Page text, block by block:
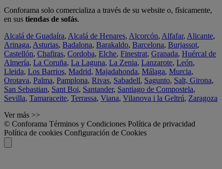
Conforama solo comercializa a través de su website o, físicamente,
en sus tiendas de sofás.
Alcalá de Guadaíra, Alcalá de Henares, Alcorcón, Alfafar, Alicante,
Arinaga, Asturias, Badalona, Barakaldo, Barcelona, Burjassot,
Castellón, Chafiras, Cordoba, Elche, Finestrat, Granada, Huércal de
Almería, La Coruña, La Laguna, La Zenia, Lanzarote, León,
Lleida, Los Barrios, Madrid, Majadahonda, Málaga, Murcia,
Orotava, Palma, Pamplona, Rivas, Sabadell, Sagunto, Salt, Girona,
San Sebastian, Sant Boi, Santander, Santiago de Compostela,
Sevilla, Tamaraceite, Terrassa, Viana, Vilanova i la Geltrú, Zaragoza
Ver más >>
© Conforama Términos y Condiciones Política de privacidad
Política de cookies Configuración de Cookies